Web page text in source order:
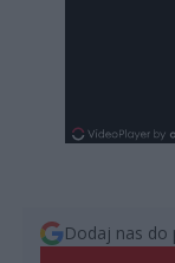
Dodaj nas do